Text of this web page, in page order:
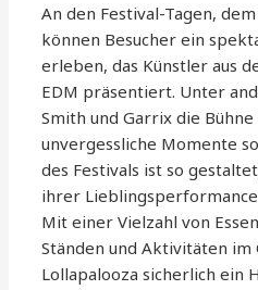
An den Festival-Tagen,
können Besucher ein
erleben, das Künstler aus
EDM präsentiert. Unter
Smith und Garrix die
unvergessliche Momente
des Festivals ist so
ihrer
Mit einer Vielzahl von
Ständen und Aktivitäten
Lollapalooza sicherlich ein